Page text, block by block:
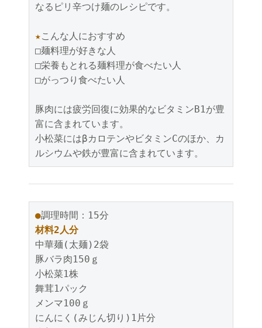
なるピリ辛つけ麺のレシピです。
★こんな人におすすめ
□麺料理が好きな人
□栄養もとれる麺料理が食べたい人
□がっつり食べたい人
豚肉には疲労回復に効果的なビタミンB1が豊
富に含まれています。
小松菜にはβカロテンやビタミンCのほか、カ
ルシウムや鉄が豊富に含まれています。
●
材料2人分
中華麺(太麺)2袋
豚バラ肉150ｇ
小松菜1株
舞茸1パック
メンマ100ｇ
にんにく(みじん切り)1片分